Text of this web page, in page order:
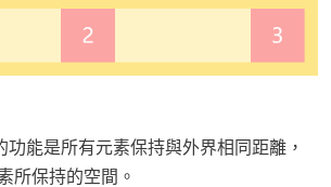
功能是所有元素保持與外界相同距離，
所保持的空間。